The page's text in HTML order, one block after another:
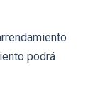
podrá